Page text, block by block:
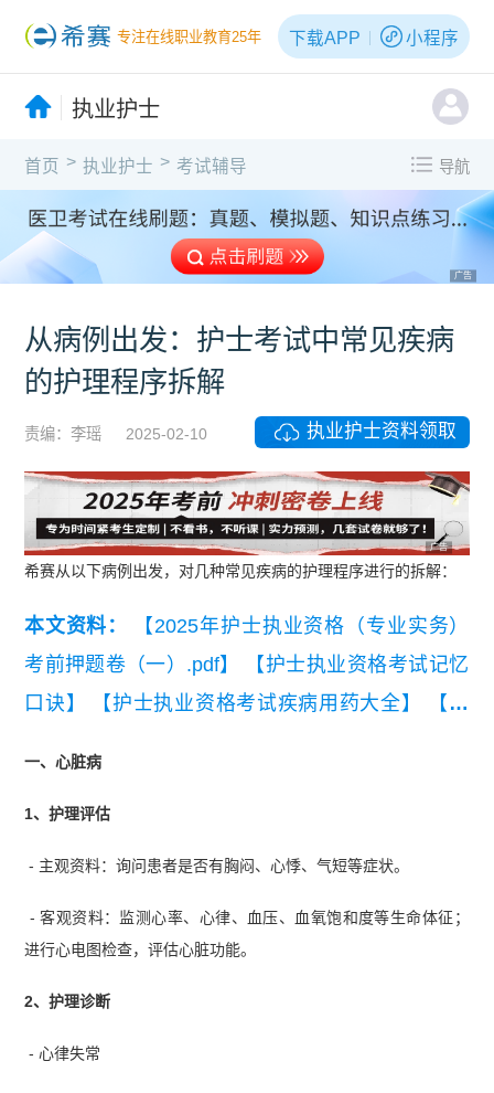
专注在线职业教育25年 下载APP 小程序
执业护士
首页 > 执业护士 > 考试辅导 导航
广告
从病例出发：护士考试中常见疾病
的护理程序拆解
责编：李瑶 2025-02-10 执业护士资料领取
广告
希赛从以下病例出发，对几种常见疾病的护理程序进行的拆解：
本文资料：
【2025年护士执业资格（专业实务）
考前押题卷（一）.pdf】
【护士执业资格考试记忆
口诀】
【护士执业资格考试疾病用药大全】
【护
一、心脏病
1、护理评估
- 主观资料：询问患者是否有胸闷、心悸、气短等症状。
- 客观资料：监测心率、心律、血压、血氧饱和度等生命体征；
进行心电图检查，评估心脏功能。
2、护理诊断
- 心律失常